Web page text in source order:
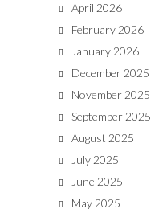
April 2026
February 2026
January 2026
December 2025
November 2025
September 2025
August 2025
July 2025
June 2025
May 2025